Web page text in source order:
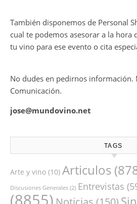
También disponemos de Personal
cual te podemos asesorar a la hora
tu vino para ese evento o cita
No dudes en pedirnos información.
Comunicación.
jose@mundovino.net
TAGS
Arte y vino (10) Articulos
Discusiones Generales (2) Entrevistas
(8855)